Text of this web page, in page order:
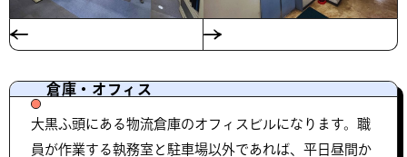
倉庫・オフィス
大黒ふ頭にある物流倉庫のオフィスビルになります。職
員が作業する執務室と駐車場以外であれば、平日昼間か